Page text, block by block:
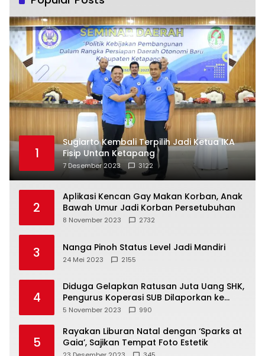
1
Sugiarto Kembali Terpilih Jadi Ketua IKA
Fisip Untan Ketapang
7 Desember 2023 3122
2
Aplikasi Kencan Gay Makan Korban, Anak
Bawah Umur Jadi Korban Persetubuhan
8 November 2023 2732
3 Nanga Pinoh Status Level Jadi Mandiri
24 Mei 2023 2155
4
Diduga Gelapkan Ratusan Juta Uang SHK,
Pengurus Koperasi SUB Dilaporkan ke
Polisi
5 November 2023 990
5
Rayakan Liburan Natal dengan ‘Sparks at
Gaia’, Sajikan Tempat Foto Estetik